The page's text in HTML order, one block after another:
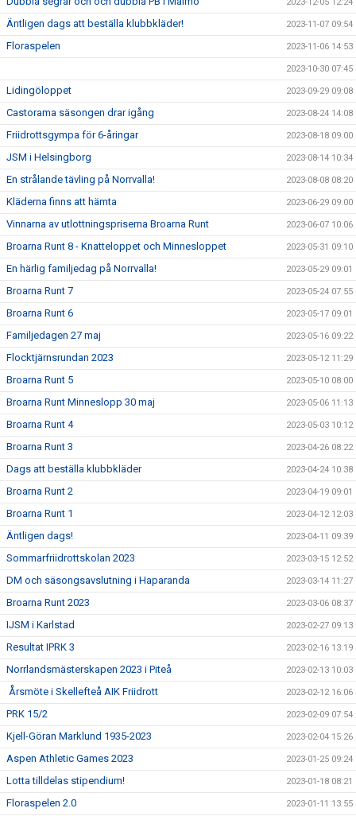
Äntligen dags att beställa klubbkläder! 2023-11-07 09:54
Floraspelen 2023-11-06 14:53
2023-10-30 07:45
Lidingöloppet 2023-09-29 09:08
Castorama säsongen drar igång 2023-08-24 14:08
Friidrottsgympa för 6-åringar 2023-08-18 09:00
JSM i Helsingborg 2023-08-14 10:34
En strålande tävling på Norrvalla! 2023-08-08 08:20
Kläderna finns att hämta 2023-06-29 09:00
Vinnarna av utlottningspriserna Broarna Runt 2023-06-07 10:06
Broarna Runt 8 - Knatteloppet och Minnesloppet 2023-05-31 09:10
En härlig familjedag på Norrvalla! 2023-05-29 09:01
Broarna Runt 7 2023-05-24 07:55
Broarna Runt 6 2023-05-17 09:01
Familjedagen 27 maj 2023-05-16 09:22
Flocktjärnsrundan 2023 2023-05-12 11:29
Broarna Runt 5 2023-05-10 08:00
Broarna Runt Minneslopp 30 maj 2023-05-06 11:13
Broarna Runt 4 2023-05-03 10:12
Broarna Runt 3 2023-04-26 08:22
Dags att beställa klubbkläder 2023-04-24 10:38
Broarna Runt 2 2023-04-19 09:01
Broarna Runt 1 2023-04-12 12:03
Äntligen dags! 2023-04-11 09:39
Sommarfriidrottskolan 2023 2023-03-15 12:52
DM och säsongsavslutning i Haparanda 2023-03-14 11:27
Broarna Runt 2023 2023-03-06 08:37
IJSM i Karlstad 2023-02-27 09:13
Resultat IPRK 3 2023-02-16 13:19
Norrlandsmästerskapen 2023 i Piteå 2023-02-13 10:03
Årsmöte i Skellefteå AIK Friidrott 2023-02-12 16:06
PRK 15/2 2023-02-09 07:54
Kjell-Göran Marklund 1935-2023 2023-02-04 15:26
Aspen Athletic Games 2023 2023-01-25 09:24
Lotta tilldelas stipendium! 2023-01-18 08:21
Floraspelen 2.0 2023-01-11 13:55